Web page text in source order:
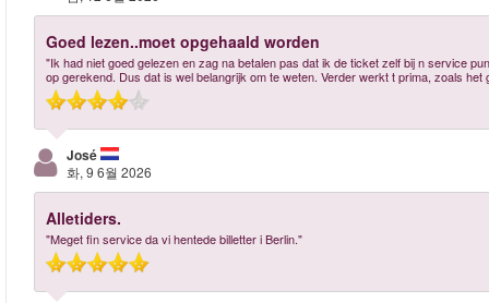
Goed lezen..moet opgehaald worden
"Ik had niet goed gelezen en zag na betalen pas dat ik de ticket zelf bij n service
op gerekend. Dus dat is wel belangrijk om te weten. Verder werkt t prima, zoals
José
화, 9 6월 2026
Alletiders.
"Meget fin service da vi hentede billetter i Berlin."